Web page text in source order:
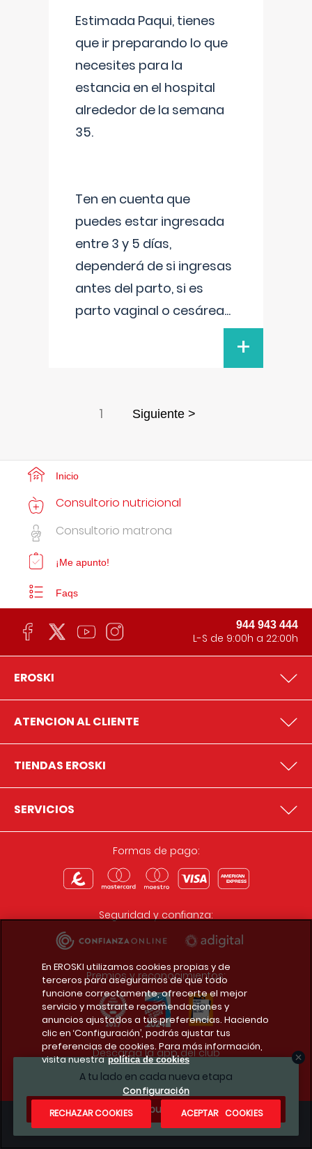
Estimada Paqui, tienes
que ir preparando lo que
necesites para la
estancia en el hospital
alrededor de la semana
35.
Ten en cuenta que
puedes estar ingresada
entre 3 y 5 días,
dependerá de si ingresas
antes del parto, si es
parto vaginal o cesárea...
+
1 Siguiente >
A tu lado en cada nueva etapa
¿Te apuntas?
Inicio
Consultorio nutricional
Consultorio matrona
¡Me apunto!
Faqs
944 943 444
L-S de 9:00h a 22:00h
EROSKI
ATENCION AL CLIENTE
TIENDAS EROSKI
SERVICIOS
Formas de pago:
Seguridad y confianza:
Premios y reconocimientos:
Descarga la app del club
Condiciones legales
En EROSKI utilizamos cookies propias y de
terceros para asegurarnos de que todo
funcione correctamente, ofrecerte el mejor
servicio y mostrarte recomendaciones y
anuncios ajustados a tus preferencias. Haciendo
clic en ‘Configuración’, podrás ajustar tus
preferencias de cookies. Para más información,
visita nuestra política de cookies
Configuración
RECHAZAR COOKIES
ACEPTAR COOKIES